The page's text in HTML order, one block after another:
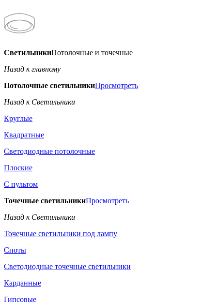
СветильникиПотолочные и точечные
Назад к главному
Потолочные светильникиПросмотреть
Назад к Светильники
Круглые
Квадратные
Светодиодные потолочные
Плоские
С пультом
Точечные светильникиПросмотреть
Назад к Светильники
Точечные светильники под лампу
Споты
Светодиодные точечные светильники
Карданные
Гипсовые